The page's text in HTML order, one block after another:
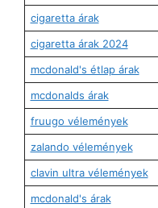
cigaretta árak
cigaretta árak 2024
mcdonald's étlap árak
mcdonalds árak
fruugo vélemények
zalando vélemények
clavin ultra vélemények
mcdonald's árak